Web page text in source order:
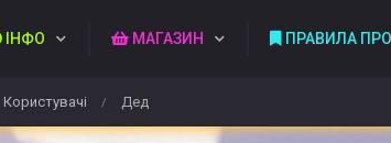
ІНФО МАГАЗИН ПРАВИЛА
Користувачі / Дед